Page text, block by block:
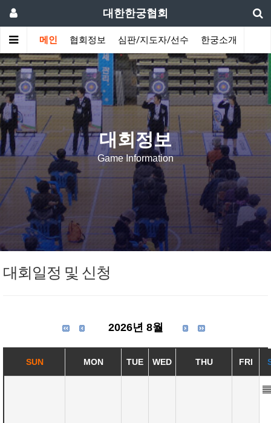
대한한궁협회
메인 협회정보 심판/지도자/선수 한궁소개
대회정보
Game Information
대회일정 및 신청
2026년 8월
SUN MON TUE WED THU FRI
▤